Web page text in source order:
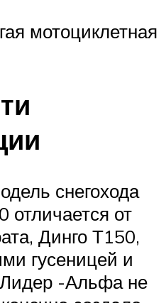
мотоциклетная
снегохода
от
Динго Т150,
гусеницей и
-Альфа не